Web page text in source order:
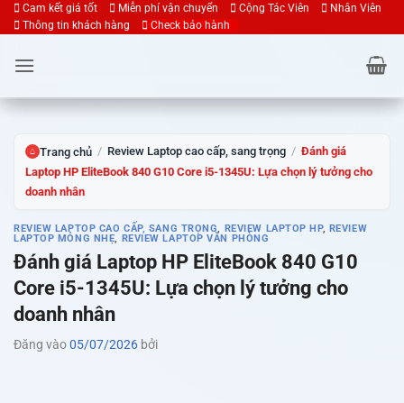
Bỏ
qua
nội
dung
Cam kết giá tốt Miễn phí vận chuyển Cộng Tác Viên
Nhân Viên
Thông tin khách hàng
Check bảo hành
⌂ Trang chủ / Review Laptop cao cấp, sang trọng / Đánh giá
Laptop HP EliteBook 840 G10 Core i5-1345U: Lựa chọn lý tưởng cho
doanh nhân
REVIEW LAPTOP CAO CẤP, SANG TRỌNG, REVIEW LAPTOP HP, REVIEW
LAPTOP MỎNG NHẸ, REVIEW LAPTOP VĂN PHÒNG
Đánh giá Laptop HP EliteBook 840 G10
Core i5-1345U: Lựa chọn lý tưởng cho
doanh nhân
Đăng vào05/07/2026 bởi